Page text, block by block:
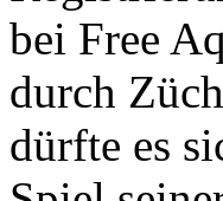
bei Free
durch
dürfte es